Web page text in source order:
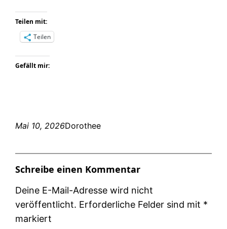
Teilen mit:
Teilen
Gefällt mir:
Mai 10, 2026Dorothee
Schreibe einen Kommentar
Deine E-Mail-Adresse wird nicht
veröffentlicht. Erforderliche Felder sind mit *
markiert